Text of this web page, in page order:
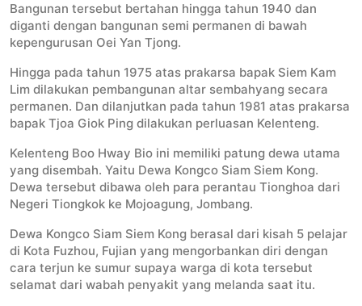
Bangunan tersebut bertahan hingga tahun 1940 dan
diganti dengan bangunan semi permanen di bawah
kepengurusan Oei Yan Tjong.
Hingga pada tahun 1975 atas prakarsa bapak Siem Kam
Lim dilakukan pembangunan altar sembahyang secara
permanen. Dan dilanjutkan pada tahun 1981 atas prakarsa
bapak Tjoa Giok Ping dilakukan perluasan Kelenteng.
Kelenteng Boo Hway Bio ini memiliki patung dewa utama
yang disembah. Yaitu Dewa Kongco Siam Siem Kong.
Dewa tersebut dibawa oleh para perantau Tionghoa dari
Negeri Tiongkok ke Mojoagung, Jombang.
Dewa Kongco Siam Siem Kong berasal dari kisah 5 pelajar
di Kota Fuzhou, Fujian yang mengorbankan diri dengan
cara terjun ke sumur supaya warga di kota tersebut
selamat dari wabah penyakit yang melanda saat itu.